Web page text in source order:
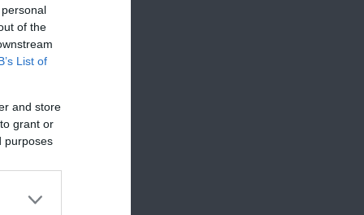
of the
List of
and store
grant or
purposes
kapj.